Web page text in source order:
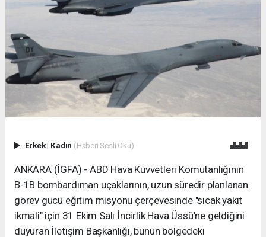
Erkek| Kadın (Haberi Sesli Oku)
ANKARA (İGFA) - ABD Hava Kuvvetleri Komutanlığının
B-1B bombardıman uçaklarının, uzun süredir planlanan
görev gücü eğitim misyonu çerçevesinde "sıcak yakıt
ikmali" için 31 Ekim Salı İncirlik Hava Üssü'ne geldiğini
duyuran İletişim Başkanlığı, bunun bölgedeki